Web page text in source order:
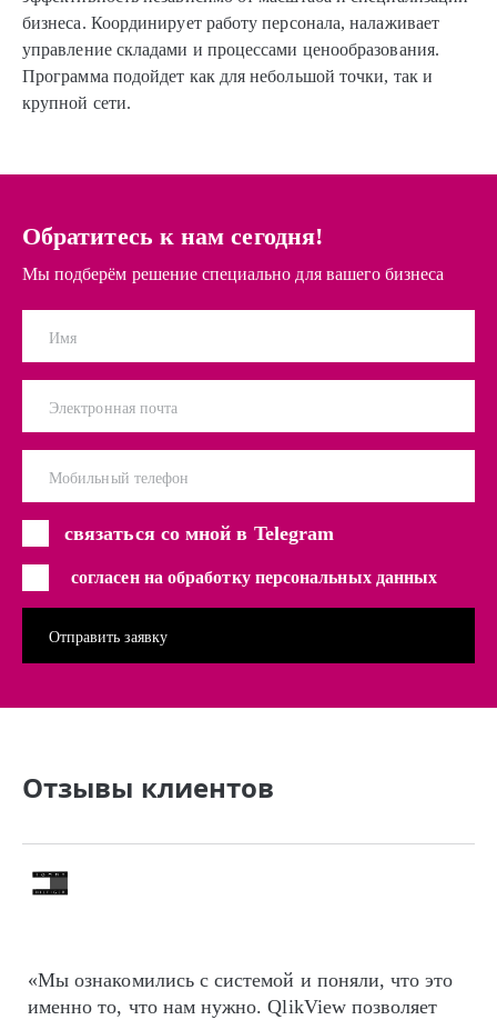
бизнеса. Координирует работу персонала, налаживает
управление складами и процессами ценообразования.
Программа подойдет как для небольшой точки, так и
крупной сети.
Обратитесь к нам сегодня!
Мы подберём решение специально для вашего бизнеса
Имя
Электронная почта
Мобильный телефон
связаться со мной в Telegram
согласен на обработку персональных данных
Отзывы клиентов
«Мы ознакомились с системой и поняли, что это
именно то, что нам нужно. QlikView позволяет